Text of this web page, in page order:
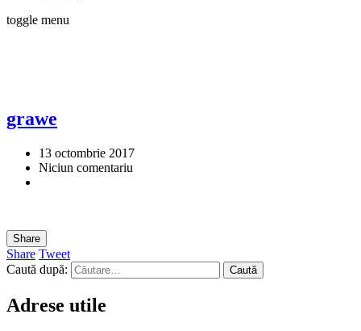
toggle menu
grawe
13 octombrie 2017
Niciun comentariu
Share
Share Tweet
Caută după:
Adrese utile